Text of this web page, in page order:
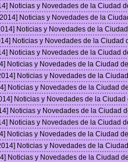
Noticias y Novedades de la Ciudad
Noticias y Novedades de la
Noticias y Novedades de la
Noticias y Novedades de la Ciudad
Noticias y Novedades de la Ciudad
Noticias y Novedades de la Ciudad
Noticias y Novedades de la
Noticias y Novedades de la Ciudad
Noticias y Novedades de la
Noticias y Novedades de la Ciudad
Noticias y Novedades de la Ciudad
Noticias y Novedades de la Ciudad
Noticias y Novedades de la
Noticias y Novedades de la Ciudad